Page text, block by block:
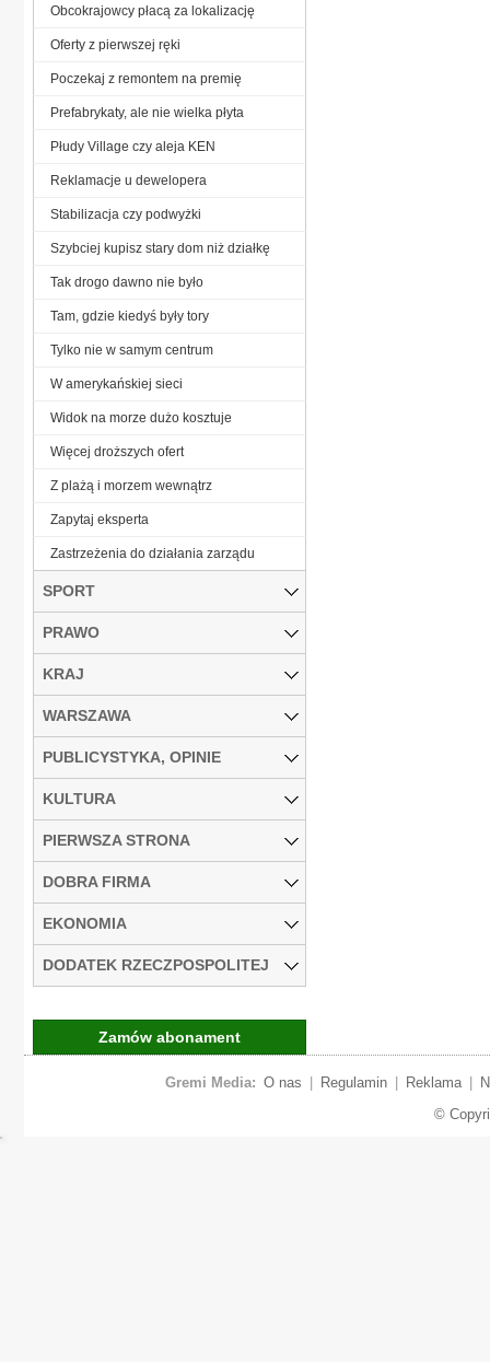
Obcokrajowcy płacą za lokalizację
Oferty z pierwszej ręki
Poczekaj z remontem na premię
Prefabrykaty, ale nie wielka płyta
Płudy Village czy aleja KEN
Reklamacje u dewelopera
Stabilizacja czy podwyżki
Szybciej kupisz stary dom niż działkę
Tak drogo dawno nie było
Tam, gdzie kiedyś były tory
Tylko nie w samym centrum
W amerykańskiej sieci
Widok na morze dużo kosztuje
Więcej droższych ofert
Z plażą i morzem wewnątrz
Zapytaj eksperta
Zastrzeżenia do działania zarządu
SPORT
PRAWO
KRAJ
WARSZAWA
PUBLICYSTYKA, OPINIE
KULTURA
PIERWSZA STRONA
DOBRA FIRMA
EKONOMIA
DODATEK RZECZPOSPOLITEJ
Zamów abonament
Gremi Media: O nas Regulamin Reklama
©